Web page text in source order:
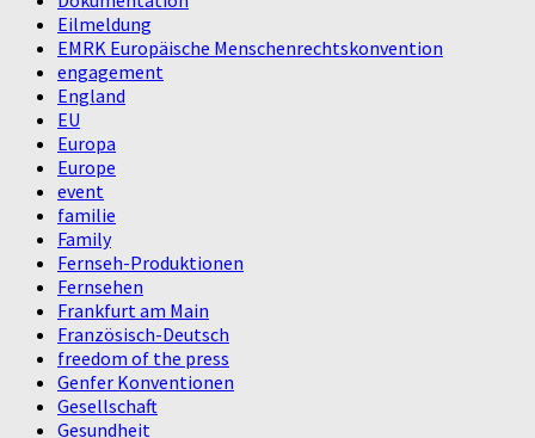
Eilmeldung
EMRK Europäische Menschenrechtskonvention
engagement
England
EU
Europa
Europe
event
familie
Family
Fernseh-Produktionen
Fernsehen
Frankfurt am Main
Französisch-Deutsch
freedom of the press
Genfer Konventionen
Gesellschaft
Gesundheit